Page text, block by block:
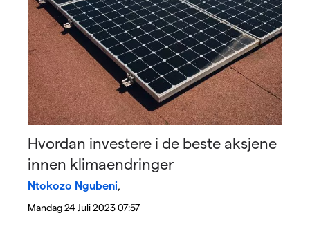
Hvordan investere i de beste aksjene
innen klimaendringer
Ntokozo Ngubeni,
Mandag 24 Juli 2023 07:57